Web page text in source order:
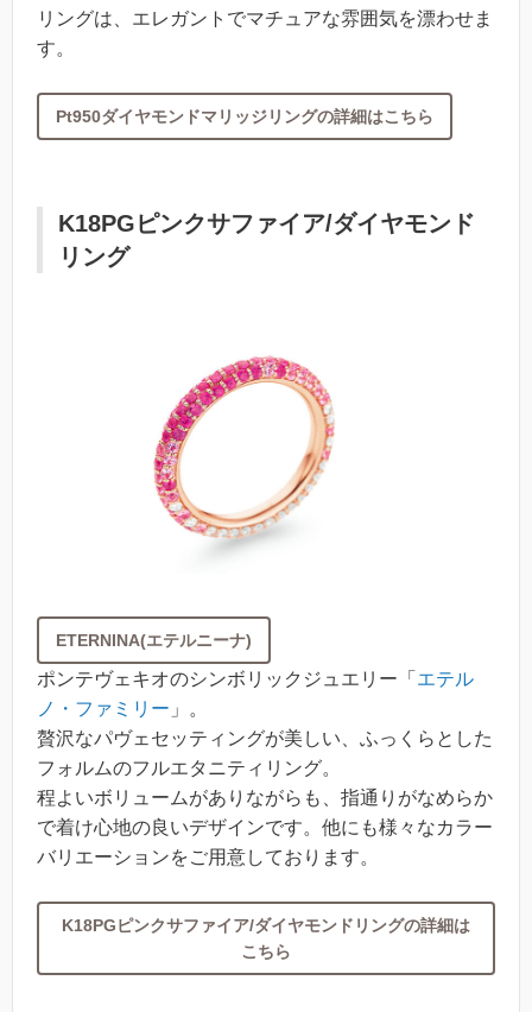
リングは、エレガントでマチュアな雰囲気を漂わせま
す。
Pt950ダイヤモンドマリッジリングの詳細はこちら
K18PGピンクサファイア/ダイヤモンド
リング
ETERNINA(エテルニーナ)
ポンテヴェキオのシンボリックジュエリー「 エテル
ノ・ファミリー 」。
贅沢なパヴェセッティングが美しい、ふっくらとした
フォルムのフルエタニティリング。
程よいボリュームがありながらも、指通りがなめらか
で着け心地の良いデザインです。他にも様々なカラー
バリエーションをご用意しております。
K18PGピンクサファイア/ダイヤモンドリングの詳細は
こちら